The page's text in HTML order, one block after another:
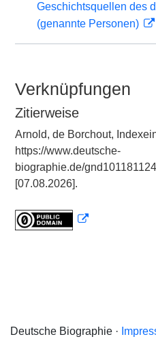
Geschichtsquellen des
(genannte Personen)
Verknüpfungen
Zitierweise
Arnold, de Borchout,
https://www.deutsche-
biographie.de/
[07.08.2026].
Deutsche Biographie ·